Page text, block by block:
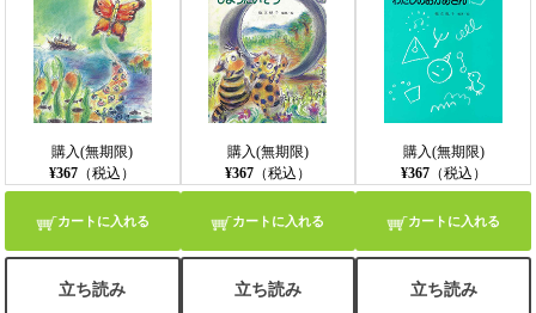
購入(無期限)
¥367 （税込）
カートに入れる
立ち読み
購入(無期限)
¥367（税込）
カートに入れる
立ち読み
購入(無期限)
¥367（税込）
カートに入れる
立ち読み